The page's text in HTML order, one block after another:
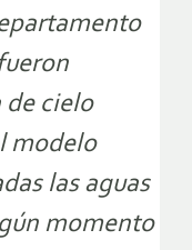
de cielo
modelo
las aguas
momento